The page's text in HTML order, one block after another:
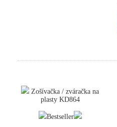
Zošívačka / zváračka na
plasty KD864
Bestseller